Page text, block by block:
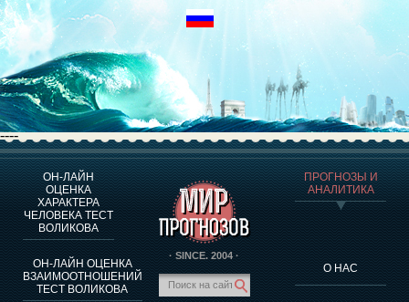
----
ОН-ЛАЙН
ОЦЕНКА
ХАРАКТЕРА
ЧЕЛОВЕКА ТЕСТ
ВОЛИКОВА
ОН-ЛАЙН ОЦЕНКА
ВЗАИМООТНОШЕНИЙ
ТЕСТ ВОЛИКОВА
· SINCE. 2004 ·
ПРОГНОЗЫ И
АНАЛИТИКА
О НАС
О ПРОГРАММЕ
ОЦЕНКА ХАРАКТЕРA ЧЕЛОВЕКА
ОЦЕНКА ХАРАКТЕРА ВЫДАЮЩИХСЯ ЛИЧНОСТЕЙ
О ПРОГРАММЕ
ТЕСТ НА СОВМЕСТИМОСТЬ ВОЛИКОВА
ПРОГНОЗЫ И АНАЛИТИКА